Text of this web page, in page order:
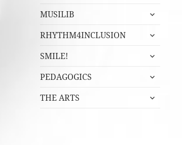
MUSILIB
expandera
RHYTHM4INCLUSION
expandera
SMILE!
expandera
PEDAGOGICS
expandera
THE ARTS
expandera